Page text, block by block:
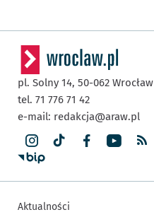
pl. Solny 14, 50-062 Wrocław
tel. 71 776 71 42
e-mail: redakcja@araw.pl
Aktualności